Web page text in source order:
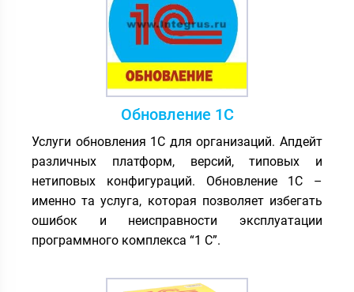
Обновление 1С
Услуги обновления 1С для организаций. Апдейт
различных платформ, версий, типовых и
нетиповых конфигураций. Обновление 1С –
именно та услуга, которая позволяет избегать
ошибок и неисправности эксплуатации
программного комплекса “1 С”.